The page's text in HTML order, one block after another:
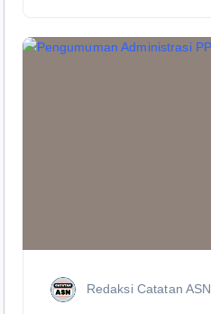
Redaksi Catatan ASN